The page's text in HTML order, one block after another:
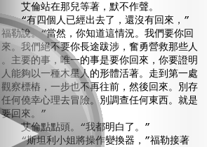
艾倫站在那兒等著，默不作聲。
“有四個人已經出去了，還沒有回來，”
福勒說。“當然，你知道這情況。我們要你回
來。我們絕不要你長途跋涉，奮勇營救那些人
。主要的事，唯一的事是要你回來，你要證明
人能夠以一種木星人的形體活著。走到第一處
觀察標樁，一步也不再往前，然後回來。別存
任何僥幸心理去冒險。別調查任何東西。就是
要回來。”
艾倫點點頭。“我都明白了。”
“斯坦利小姐將操作變換器，”福勒接著